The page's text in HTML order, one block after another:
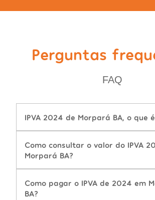
Perguntas
FAQ
IPVA 2024 de Morpará BA, o que
Como consultar o valor do IPVA
Morpará BA?
Como pagar o IPVA de 2024 em
BA?